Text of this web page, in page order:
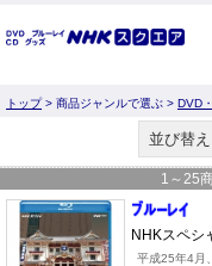
トップ> 商品ジャンルで選ぶ > DVD
並び替え
1 ～ 25
NHKスペシ
平成25年4月